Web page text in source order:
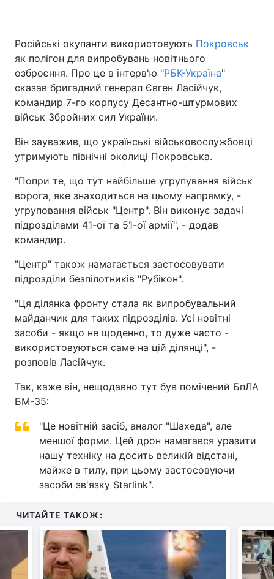
Російські окупанти використовують Покровськ
як полігон для випробувань новітнього
озброєння. Про це в інтерв'ю "РБК-Україна"
сказав бригадний генерал Євген Ласійчук,
командир 7-го корпусу Десантно-штурмових
військ Збройних сил України.
Він зауважив, що українські військовослужбовці
утримують північні околиці Покровська.
"Попри те, що тут найбільше угрупування військ
ворога, яке знаходиться на цьому напрямку, -
угруповання військ "Центр". Він виконує задачі
підрозділами 41-ої та 51-ої армії", - додав
командир.
"Центр" також намагається застосовувати
підрозділи безпілотників "Рубікон".
"Ця ділянка фронту стала як випробувальний
майданчик для таких підрозділів. Усі новітні
засоби - якщо не щоденно, то дуже часто -
використовуються саме на цій ділянці", -
розповів Ласійчук.
Так, каже він, нещодавно тут був помічений БпЛА
БМ-35:
"Це новітній засіб, аналог "Шахеда", але
меншої форми. Цей дрон намагався уразити
нашу техніку на досить великій відстані,
майже в тилу, при цьому застосовуючи
засоби зв'язку Starlink".
ЧИТАЙТЕ ТАКОЖ: